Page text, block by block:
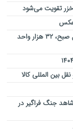
تقویت می‌شود
روی خوش بورس به انتخاب پزشکیان/ شاخص اول صبح، ۳۲ هزار واحد
بین المللی کالا
جنگ فراگیر در